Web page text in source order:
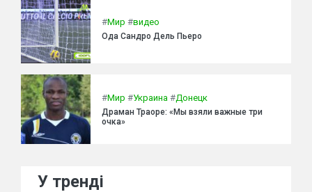
#Мир #видео
Ода Сандро Дель Пьеро
#Мир #Украина #Донецк
Драман Траоре: «Мы взяли важные три
очка»
У тренді